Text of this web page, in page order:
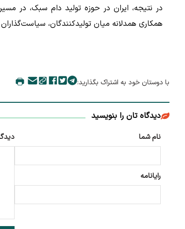
در نتیجه، ایران در حوزه تولید دام سبک، در
همکاری همدلانه میان تولیدکنندگان،
با دوستان خود به اشتراک بگذارید:
دیدگاه تان را بنویسید
نام شما
رایانامه